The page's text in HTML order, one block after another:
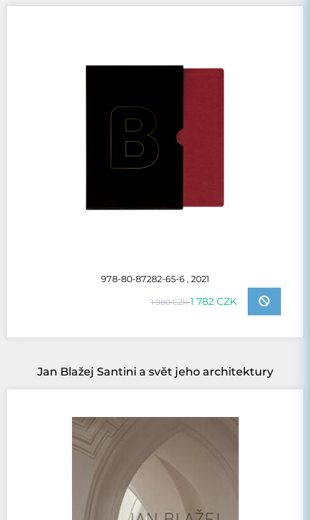
978-80-87282-65-6 , 2021
1 980 CZK1 782 CZK
Jan Blažej Santini a svět jeho architektury